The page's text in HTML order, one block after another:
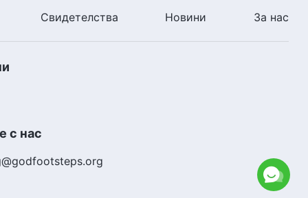
Свидетелства Новини За нас
с нас